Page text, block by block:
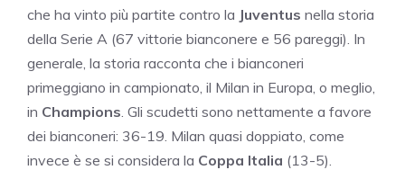
che ha vinto più partite contro la Juventus nella storia
della Serie A (67 vittorie bianconere e 56 pareggi). In
generale, la storia racconta che i bianconeri
primeggiano in campionato, il Milan in Europa, o meglio,
in Champions . Gli scudetti sono nettamente a favore
dei bianconeri: 36-19. Milan quasi doppiato, come
invece è se si considera la Coppa Italia (13-5).